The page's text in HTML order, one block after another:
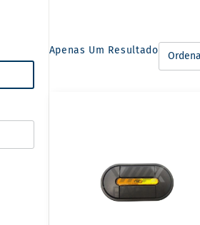
Apenas Um Resultado